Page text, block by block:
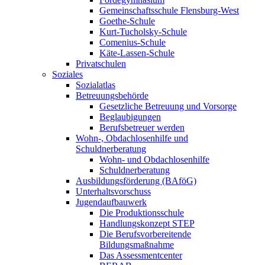
Gemeinschaftsschule Flensburg-West
Goethe-Schule
Kurt-Tucholsky-Schule
Comenius-Schule
Käte-Lassen-Schule
Privatschulen
Soziales
Sozialatlas
Betreuungsbehörde
Gesetzliche Betreuung und Vorsorge
Beglaubigungen
Berufsbetreuer werden
Wohn-, Obdachlosenhilfe und
Schuldnerberatung
Wohn- und Obdachlosenhilfe
Schuldnerberatung
Ausbildungsförderung (BAföG)
Unterhaltsvorschuss
Jugendaufbauwerk
Die Produktionsschule
Handlungskonzept STEP
Die Berufsvorbereitende
Bildungsmaßnahme
Das Assessmentcenter